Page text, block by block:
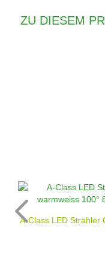
ZU DIESEM
A-Class LED Strahler